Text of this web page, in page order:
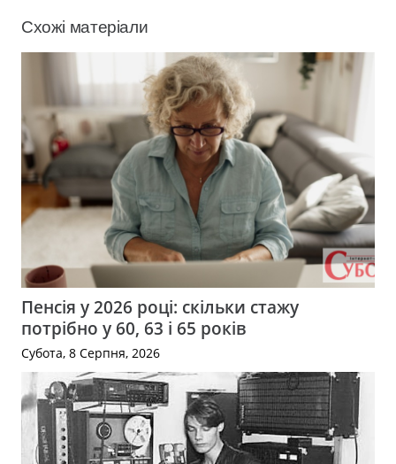
Схожі матеріали
Пенсія у 2026 році: скільки стажу
потрібно у 60, 63 і 65 років
Субота, 8 Серпня, 2026